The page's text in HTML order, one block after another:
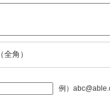
（全角）
例）